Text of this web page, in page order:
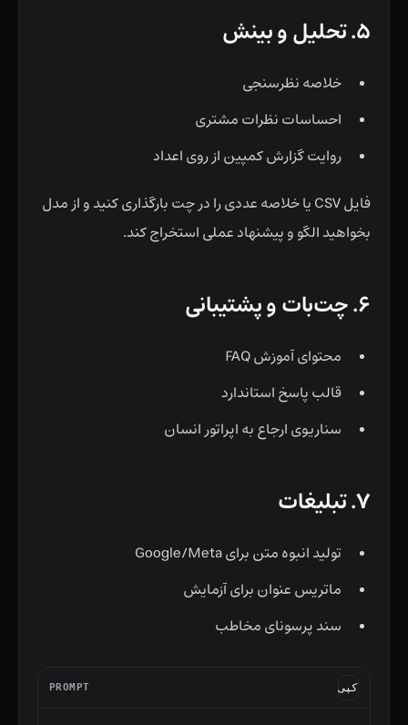
۵. تحلیل و بینش
خلاصه نظرسنجی
احساسات نظرات مشتری
روایت گزارش کمپین از روی اعداد
فایل CSV یا خلاصه عددی را در چت بارگذاری کنید و از مدل
بخواهید الگو و پیشنهاد عملی استخراج کند.
۶. چت‌بات و پشتیبانی
محتوای آموزش FAQ
قالب پاسخ استاندارد
سناریوی ارجاع به اپراتور انسان
۷. تبلیغات
تولید انبوه متن برای Google/Meta
ماتریس عنوان برای آزمایش
سند پرسونای مخاطب
PROMPT کپی